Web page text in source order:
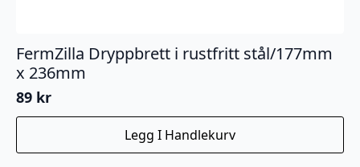
FermZilla Dryppbrett i rustfritt stål/177mm
x 236mm
89 kr
Legg I Handlekurv